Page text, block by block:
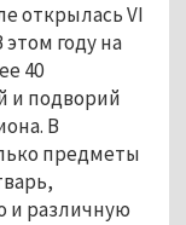
открылась VI
году на
40
и подворий
В
предметы
и различную